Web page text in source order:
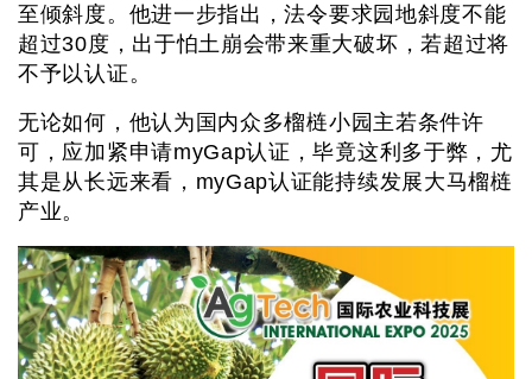
至倾斜度。他进一步指出，法令要求园地斜度不能
超过30度，出于怕土崩会带来重大破坏，若超过将
不予以认证。
无论如何，他认为国内众多榴梿小园主若条件许
可，应加紧申请myGap认证，毕竟这利多于弊，尤
其是从长远来看，myGap认证能持续发展大马榴梿
产业。